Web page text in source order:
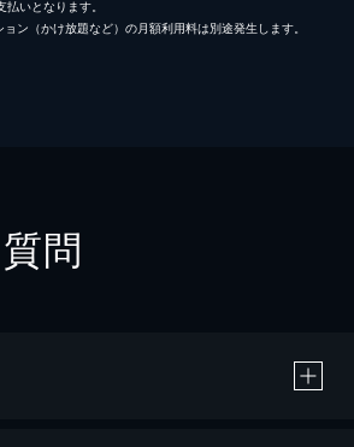
いとなります。
ン（かけ放題など）の月額利用料は別途発生します。
問